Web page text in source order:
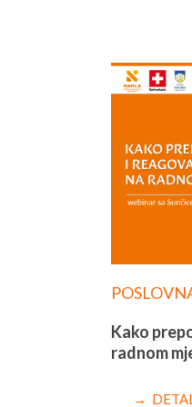
Kako
radnom
→